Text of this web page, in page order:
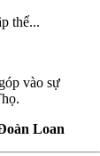
thể...
vào sự
Loan